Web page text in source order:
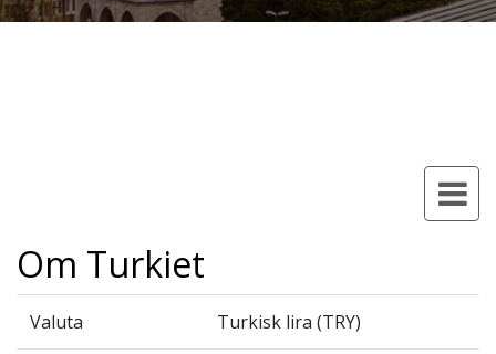
Om Turkiet
Valuta Turkisk lira (TRY)